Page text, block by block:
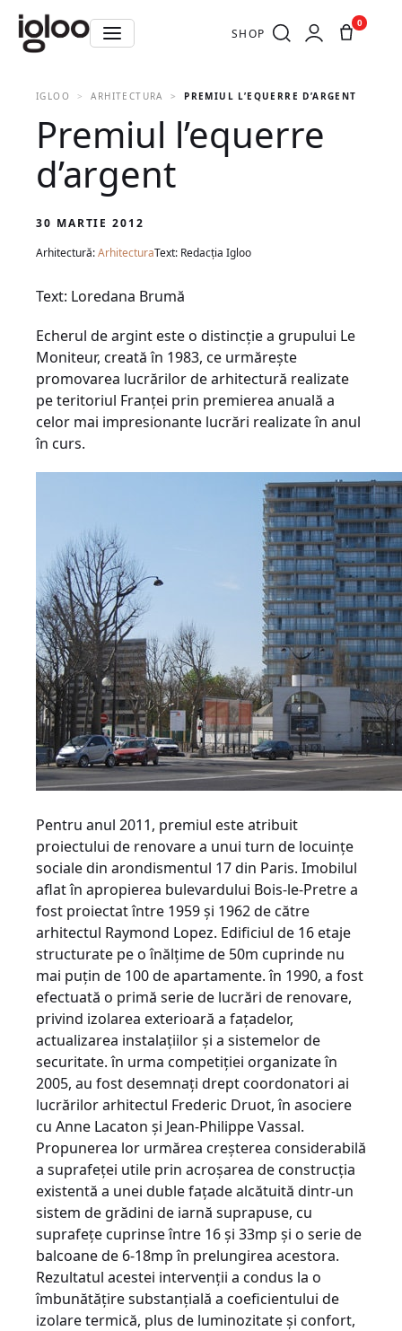
SHOP
0
IGLOO ARHITECTURA PREMIUL L’EQUERRE D’ARGENT
Premiul l’equerre
d’argent
30 MARTIE 2012
Arhitectură:ArhitecturaText: Redacția Igloo
Text: Loredana Brumă
Echerul de argint este o distincţie a grupului Le
Moniteur, creată în 1983, ce urmăreşte
promovarea lucrărilor de arhitectură realizate
pe teritoriul Franţei prin premierea anuală a
celor mai impresionante lucrări realizate în anul
în curs.
Pentru anul 2011, premiul este atribuit
proiectului de renovare a unui turn de locuinţe
sociale din arondismentul 17 din Paris. Imobilul
aflat în apropierea bulevardului Bois-le-Pretre a
fost proiectat între 1959 şi 1962 de către
arhitectul Raymond Lopez. Edificiul de 16 etaje
structurate pe o înălţime de 50m cuprinde nu
mai puţin de 100 de apartamente. în 1990, a fost
efectuată o primă serie de lucrări de renovare,
privind izolarea exterioară a faţadelor,
actualizarea instalaţiilor şi a sistemelor de
securitate. în urma competiţiei organizate în
2005, au fost desemnaţi drept coordonatori ai
lucrărilor arhitectul Frederic Druot, în asociere
cu Anne Lacaton şi Jean-Philippe Vassal.
Propunerea lor urmărea creşterea considerabilă
a suprafeţei utile prin acroşarea de construcţia
existentă a unei duble faţade alcătuită dintr-un
sistem de grădini de iarnă suprapuse, cu
suprafeţe cuprinse între 16 şi 33mp şi o serie de
balcoane de 6-18mp în prelungirea acestora.
Rezultatul acestei intervenţii a condus la o
îmbunătăţire substanţială a coeficientului de
izolare termică, plus de luminozitate şi confort,